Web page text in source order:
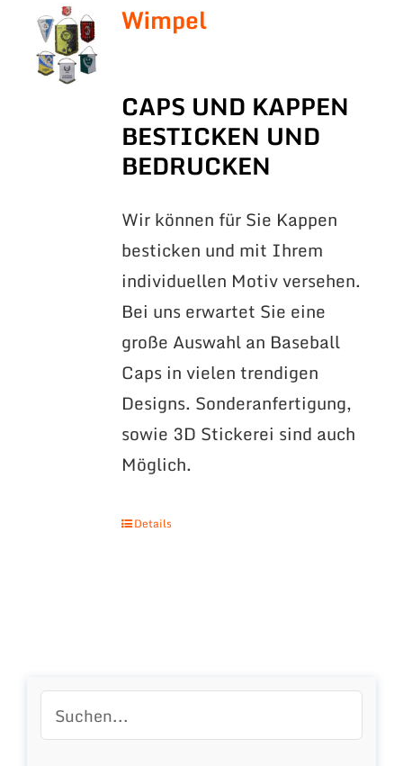
Wimpel
CAPS UND KAPPEN
BESTICKEN UND
BEDRUCKEN
Wir können für Sie Kappen
besticken und mit Ihrem
individuellen Motiv versehen.
Bei uns erwartet Sie eine
große Auswahl an Baseball
Caps in vielen trendigen
Designs. Sonderanfertigung,
sowie 3D Stickerei sind auch
Möglich.
Details